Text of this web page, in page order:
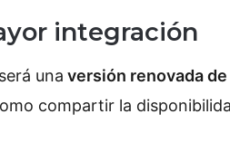
integración
una versión renovada
compartir la